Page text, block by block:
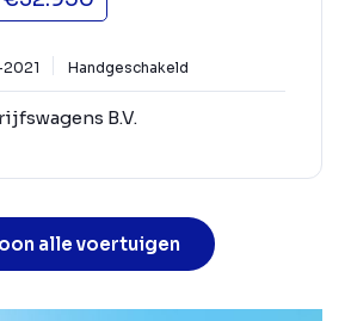
2021 Handgeschakeld
B.V.
alle voertuigen